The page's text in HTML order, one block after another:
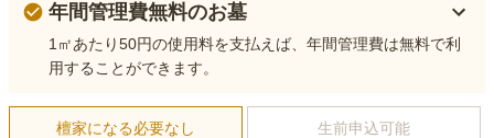
年間管理費無料のお墓
1㎡あたり50円の使用料を支払えば、年間管理費は無料で利
用することができます。
檀家になる必要なし 生前申込可能